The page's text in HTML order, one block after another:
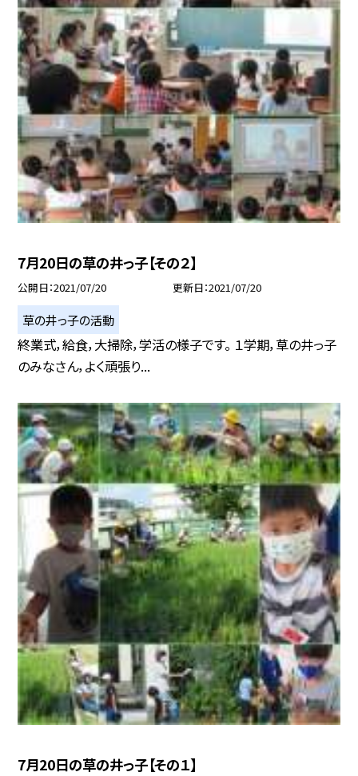
7月20日の草の井っ子【その２】
公開日 2021/07/20 更新日 2021/07/20
草の井っ子の活動
終業式，給食，大掃除，学活の様子です。 １学期，草の井っ子
のみなさん，よく頑張り...
7月20日の草の井っ子【その１】